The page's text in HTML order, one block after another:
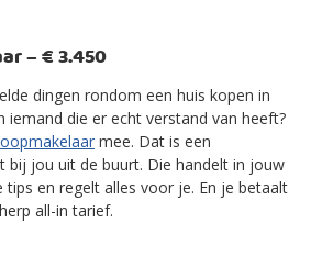
– € 3.450
dingen rondom een huis kopen in
iemand die er echt verstand van heeft?
mee. Dat is een
bij jou uit de buurt. Die handelt in jouw
tips en regelt alles voor je. En je betaalt
all-in tarief.